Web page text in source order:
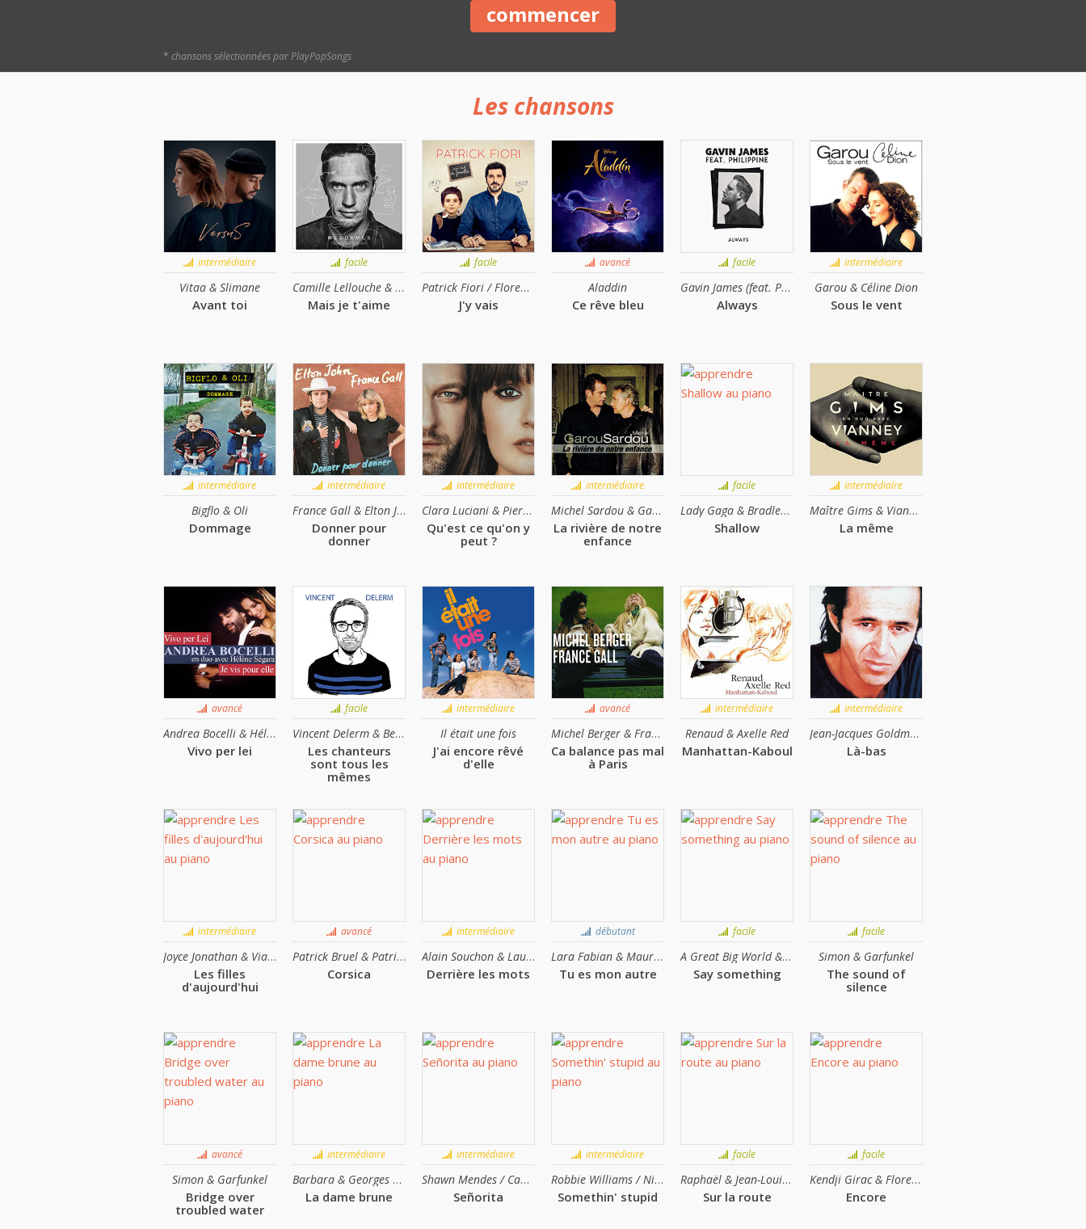
commencer
* chansons sélectionnées par PlayPopSongs
Les chansons
intermédiaire
Vitaa & Slimane
Avant toi
facile
Camille Lellouche & Grand Corps Malade
Mais je t'aime
facile
Patrick Fiori / Florent Pagny
J'y vais
avancé
Aladdin
Ce rêve bleu
facile
Gavin James (feat. Philippine)
Always
intermédiaire
Garou & Céline Dion
Sous le vent
intermédiaire
Bigflo & Oli
Dommage
intermédiaire
France Gall & Elton John
Donner pour
donner
intermédiaire
Clara Luciani & Pierre Lapointe
Qu'est ce qu'on y
peut ?
intermédiaire
Michel Sardou & Garou
La rivière de notre
enfance
facile
Lady Gaga & Bradley Cooper
Shallow
intermédiaire
Maître Gims & Vianney
La même
avancé
Andrea Bocelli & Hélène Ségara
Vivo per lei
facile
Vincent Delerm & Benjamin Biolay
Les chanteurs
sont tous les
mêmes
intermédiaire
Il était une fois
J'ai encore rêvé
d'elle
avancé
Michel Berger & France Gall
Ca balance pas mal
à Paris
intermédiaire
Renaud & Axelle Red
Manhattan-Kaboul
intermédiaire
Jean-Jacques Goldman & Sirima
Là-bas
intermédiaire
Joyce Jonathan & Vianney
Les filles
d'aujourd'hui
avancé
Patrick Bruel & Patrick Fiori
Corsica
intermédiaire
Alain Souchon & Laurent Voulzy
Derrière les mots
débutant
Lara Fabian & Maurane
Tu es mon autre
facile
A Great Big World & Christina Aguilera
Say something
facile
Simon & Garfunkel
The sound of
silence
avancé
Simon & Garfunkel
Bridge over
troubled water
intermédiaire
Barbara & Georges Moustaki
La dame brune
intermédiaire
Shawn Mendes / Camila Cabello
Señorita
intermédiaire
Robbie Williams / Nicole Kidman
Somethin' stupid
facile
Raphaël & Jean-Louis Aubert
Sur la route
facile
Kendji Girac & Florent Pagny
Encore